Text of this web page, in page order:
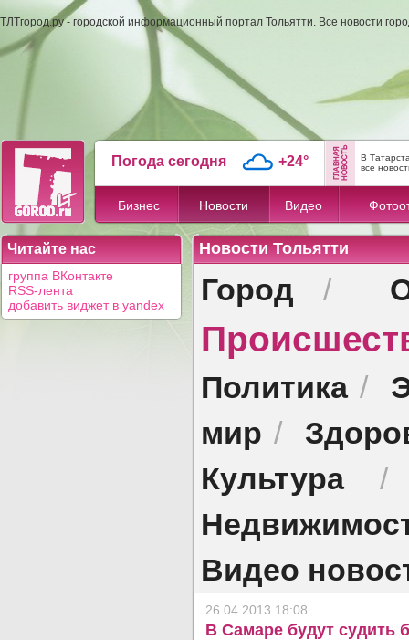
ТЛТгород.ру - городской информационный портал Тольятти. Все новости
Погода сегодня +24°
В
все
Бизнес Новости Видео
Читайте нас
группа ВКонтакте
RSS-лента
добавить виджет в yandex
Новости Тольятти
Город /
Политика/
мир /
Культура
Видео
26.04.2013 18:08
В Самаре будут судить